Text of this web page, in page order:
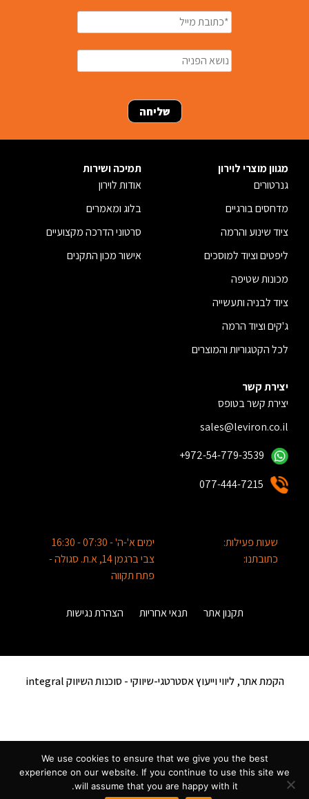
מגוון מוצרי לוירון
גנרטורים
מדחסים בורגיים
ציוד שינוע והרמה
ליפטים וציוד למוסכים
מכונות שטיפה
ציוד לבניה ותעשייה
ג'קים וציוד הרמה
לכל הקטגוריות והמוצרים
תמיכה ושירות
אודות לוירון
בלוג ומאמרים
סרטוני הדרכה מקצועיים
אישור מכון התקנים
יצירת קשר
יצירת קשר בטופס
sales@leviron.co.il
+972-54-779-3539
077-444-7215
שעות פעילות:
ימים א'-ה' - 07:30 - 16:30
כתובתנו:
צבי ברגמן 14, א.ת. סגולה -
פתח תקווה
תקנון אתר תנאי אחריות הצהרת נגישות
הקמת אתר, ליווי וייעוץ אסטרטגי-שיווקי -סוכנות השיווק integral
We use cookies to ensure that we give you the best
experience on our website. If you continue to use this site we
will assume that you are happy with it.